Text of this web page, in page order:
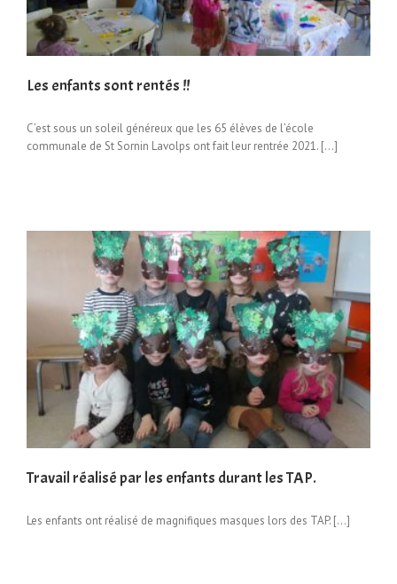
Les enfants sont rentés !!
C’est sous un soleil généreux que les 65 élèves de l’école
communale de St Sornin Lavolps ont fait leur rentrée 2021. […]
Travail réalisé par les enfants durant les TAP.
Les enfants ont réalisé de magnifiques masques lors des TAP. […]